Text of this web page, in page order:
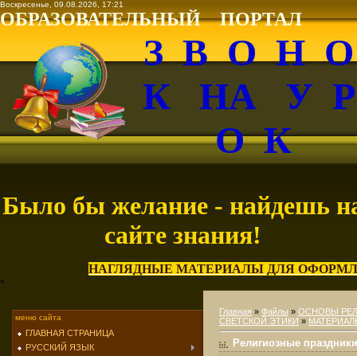
Воскресенье, 09.08.2026, 17:21
ОБРАЗОВАТЕЛЬНЫЙ ПОРТАЛ
З В О Н
К НА У
О К
Было бы желание - найдешь
сайте знания!
НАГЛЯДНЫЕ МАТЕРИАЛЫ ДЛЯ
<
меню сайта
ГЛАВНАЯ СТРАНИЦА
РУССКИЙ ЯЗЫК
Главная » Файлы » ОСНОВЫ
СВЕТСКОЙ ЭТИКИ »
Религиозные